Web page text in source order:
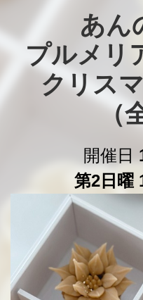
あん
プルメリ
クリス
（
開催日
第2日曜